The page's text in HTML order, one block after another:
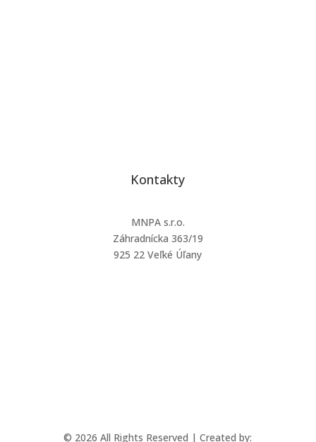
Kontakty
MNPA s.r.o.
Záhradnícka 363/19
925 22 Veľké Úľany
© 2026 All Rights Reserved | Created by: